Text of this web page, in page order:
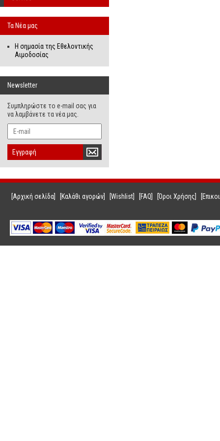
Τα Νέα μας
Η σημασία της Εθελοντικής
Αιμοδοσίας
Newsletter
Συμπληρώστε το e-mail σας για
να λαμβάνετε τα νέα μας.
Εγγραφή
[Αρχική σελίδα] [Καλάθι αγορών] [Wishlist] [FAQ] [Όροι Χρήσης]